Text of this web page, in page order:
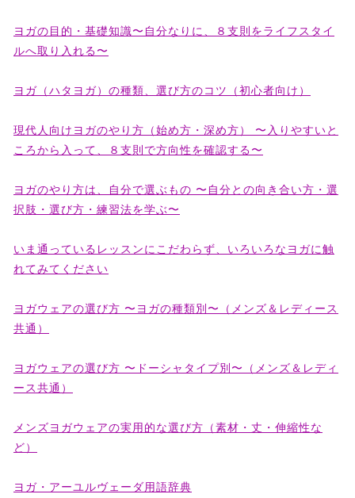
ヨガの目的・基礎知識〜自分なりに、８支則をライフスタイ
ルへ取り入れる〜
ヨガ（ハタヨガ）の種類、選び方のコツ（初心者向け）
現代人向けヨガのやり方（始め方・深め方） 〜入りやすいと
ころから入って、８支則で方向性を確認する〜
ヨガのやり方は、自分で選ぶもの 〜自分との向き合い方・選
択肢・選び方・練習法を学ぶ〜
いま通っているレッスンにこだわらず、いろいろなヨガに触
れてみてください
ヨガウェアの選び方 〜ヨガの種類別〜（メンズ＆レディース
共通）
ヨガウェアの選び方 〜ドーシャタイプ別〜（メンズ＆レディ
ース共通）
メンズヨガウェアの実用的な選び方（素材・丈・伸縮性な
ど）
ヨガ・アーユルヴェーダ用語辞典